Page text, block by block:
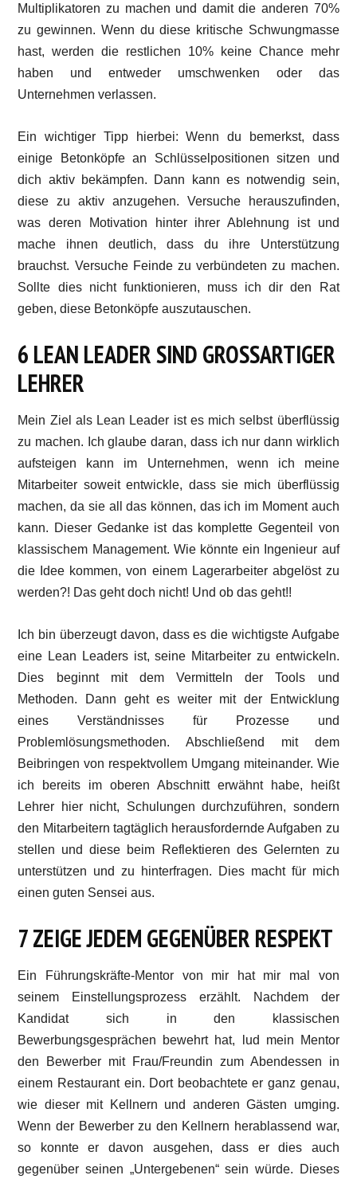
Multiplikatoren zu machen und damit die anderen 70%
zu gewinnen. Wenn du diese kritische Schwungmasse
hast, werden die restlichen 10% keine Chance mehr
haben und entweder umschwenken oder das
Unternehmen verlassen.
Ein wichtiger Tipp hierbei: Wenn du bemerkst, dass
einige Betonköpfe an Schlüsselpositionen sitzen und
dich aktiv bekämpfen. Dann kann es notwendig sein,
diese zu aktiv anzugehen. Versuche herauszufinden,
was deren Motivation hinter ihrer Ablehnung ist und
mache ihnen deutlich, dass du ihre Unterstützung
brauchst. Versuche Feinde zu verbündeten zu machen.
Sollte dies nicht funktionieren, muss ich dir den Rat
geben, diese Betonköpfe auszutauschen.
6 LEAN LEADER SIND GROSSARTIGER L
EHRER
Mein Ziel als Lean Leader ist es mich selbst überflüssig
zu machen. Ich glaube daran, dass ich nur dann wirklich
aufsteigen kann im Unternehmen, wenn ich meine
Mitarbeiter soweit entwickle, dass sie mich überflüssig
machen, da sie all das können, das ich im Moment auch
kann. Dieser Gedanke ist das komplette Gegenteil von
klassischem Management. Wie könnte ein Ingenieur auf
die Idee kommen, von einem Lagerarbeiter abgelöst zu
werden?! Das geht doch nicht! Und ob das geht!!
Ich bin überzeugt davon, dass es die wichtigste Aufgabe
eine Lean Leaders ist, seine Mitarbeiter zu entwickeln.
Dies beginnt mit dem Vermitteln der Tools und
Methoden. Dann geht es weiter mit der Entwicklung
eines Verständnisses für Prozesse und
Problemlösungsmethoden. Abschließend mit dem
Beibringen von respektvollem Umgang miteinander. Wie
ich bereits im oberen Abschnitt erwähnt habe, heißt
Lehrer hier nicht, Schulungen durchzuführen, sondern
den Mitarbeitern tagtäglich herausfordernde Aufgaben zu
stellen und diese beim Reflektieren des Gelernten zu
unterstützen und zu hinterfragen. Dies macht für mich
einen guten Sensei aus.
7 ZEIGE JEDEM GEGENÜBER RESPEKT
Ein Führungskräfte-Mentor von mir hat mir mal von
seinem Einstellungsprozess erzählt. Nachdem der
Kandidat sich in den klassischen
Bewerbungsgesprächen bewehrt hat, lud mein Mentor
den Bewerber mit Frau/Freundin zum Abendessen in
einem Restaurant ein. Dort beobachtete er ganz genau,
wie dieser mit Kellnern und anderen Gästen umging.
Wenn der Bewerber zu den Kellnern herablassend war,
so konnte er davon ausgehen, dass er dies auch
gegenüber seinen „Untergebenen“ sein würde. Dieses